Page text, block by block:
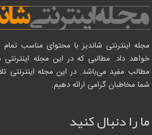
مجله اینترنتی شاندیز با محتوای مناسب
خواهد داد. مطالبی که در این مجله
مطالب مفید می‌باشد. در این مجله اینترنتی
شما مخاطبان گرامی ارائه دهیم.
ما را دنبال کنید